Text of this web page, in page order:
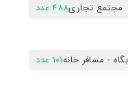
مجتمع تجاری488 عدد
- مسافر خانه101 عدد